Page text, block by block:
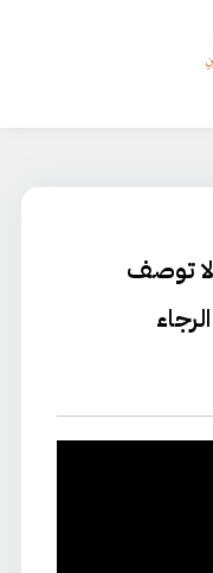
لا توصف